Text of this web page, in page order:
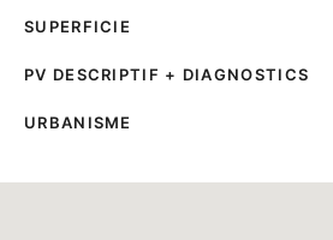
SUPERFICIE
PV DESCRIPTIF + DIAGNOSTICS
URBANISME